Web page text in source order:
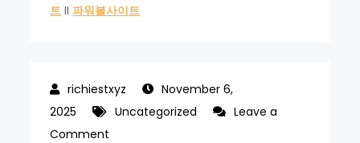
트 II 파워볼사이트
November 6,
2025
Uncategorized
Leave a
Comment